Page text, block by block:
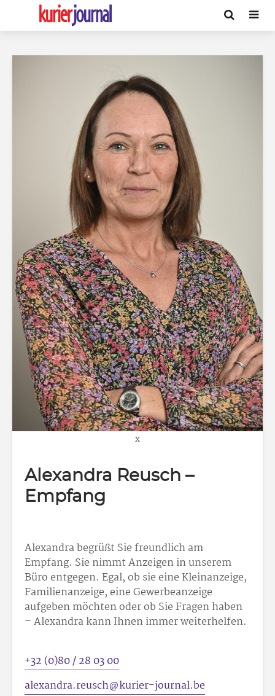
x
Alexandra Reusch –
Empfang
Alexandra begrüßt Sie freundlich am
Empfang. Sie nimmt Anzeigen in unserem
Büro entgegen. Egal, ob sie eine Kleinanzeige,
Familienanzeige, eine Gewerbeanzeige
aufgeben möchten oder ob Sie Fragen haben
– Alexandra kann Ihnen immer weiterhelfen.
+32 (0)80 / 28 03 00
alexandra.reusch@kurier-journal.be